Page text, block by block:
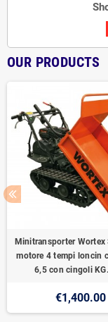
OUR PRODUCTS
Minitransporter Wortex
motore 4 tempi loncin
6,5 con cingoli
€1,400.00